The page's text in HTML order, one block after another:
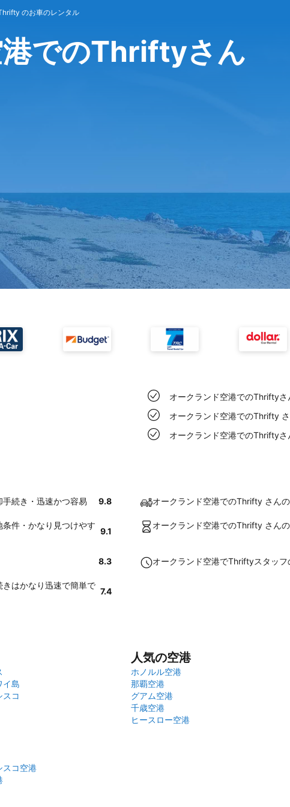
のお車のレンタル
でのThriftyさん
オークランド空港でのThrifty
オークランド空港でのThrifty
オークランド空港でのThrifty
続き・迅速かつ容易 9.8 オークランド空港でのThrifty さん
件・かなり見つけやす
9.1
オークランド空港でのThrifty さん
8.3 オークランド空港でThriftyスタッ
はかなり迅速で簡単で
7.4
イ島
スコ
人気の空港
ホノルル空港
那覇空港
グアム空港
千歳空港
ヒースロー空港
スコ空港